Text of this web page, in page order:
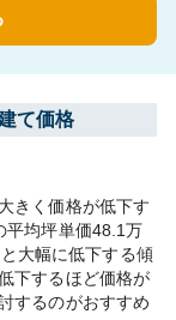
て価格
きく価格が低下す
平均坪単価48.1万
大幅に低下する傾
下するほど価格が
するのがおすすめ